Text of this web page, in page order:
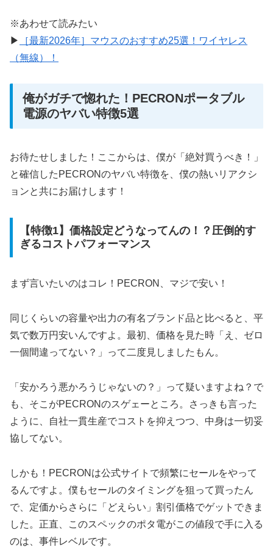
※あわせて読みたい
▶
［最新2026年］マウスのおすすめ25選！ワイヤレス
（無線）！
俺がガチで惚れた！PECRONポータブル
電源のヤバい特徴5選
お待たせしました！ここからは、僕が「絶対買うべき！」
と確信したPECRONのヤバい特徴を、僕の熱いリアクシ
ョンと共にお届けします！
【特徴1】価格設定どうなってんの！？圧倒的す
ぎるコストパフォーマンス
まず言いたいのはコレ！PECRON、マジで安い！
同じくらいの容量や出力の有名ブランド品と比べると、平
気で数万円安いんですよ。最初、価格を見た時「え、ゼロ
一個間違ってない？」って二度見しましたもん。
「安かろう悪かろうじゃないの？」って疑いますよね？で
も、そこがPECRONのスゲェーところ。さっきも言った
ように、自社一貫生産でコストを抑えつつ、中身は一切妥
協してない。
しかも！PECRONは公式サイトで頻繁にセールをやって
るんですよ。僕もセールのタイミングを狙って買ったん
で、定価からさらに「どえらい」割引価格でゲットできま
した。正直、このスペックのポタ電がこの値段で手に入る
のは、事件レベルです。